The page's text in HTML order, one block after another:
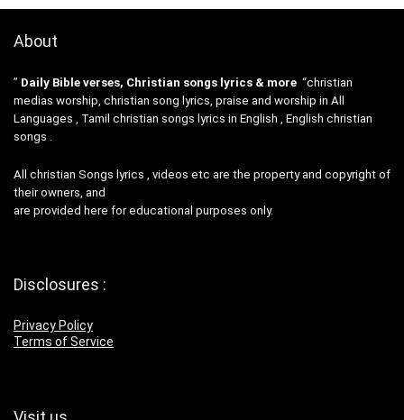
About
” Daily Bible verses, Christian songs lyrics & more “christian
medias worship, christian song lyrics, praise and worship in All
Languages , Tamil christian songs lyrics in English , English christian
songs .
All christian Songs lyrics , videos etc are the property and copyright of
their owners, and
are provided here for educational purposes only.
Disclosures :
Privacy Policy
Terms of Service